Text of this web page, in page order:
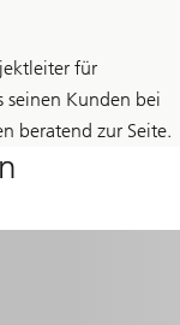
für
seinen Kunden bei
beratend zur Seite.